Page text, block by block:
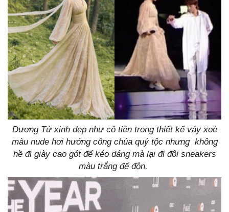
Dương Tử xinh đẹp như cô tiên trong thiết kế váy xoè
màu nude hơi hướng công chúa quý tộc nhưng không
hề đi giày cao gót để kéo dáng mà lại đi đôi sneakers
màu trắng đế độn.